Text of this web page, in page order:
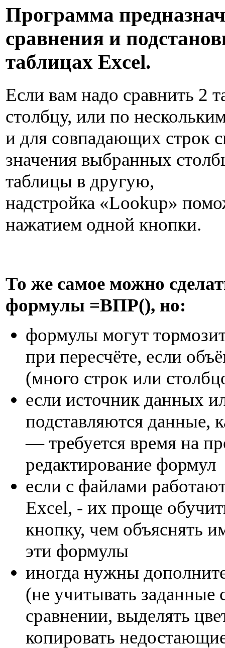
Программа
сравнения и
таблицах Excel.
Если вам надо сравнить 2
столбцу, или по
и для совпадающих строк
значения выбранных
таблицы в другую,
надстройка «Lookup»
нажатием одной кнопки.
То же самое можно
формулы =ВПР(), но:
формулы могут
при пересчёте, если
(много строк или
если источник данных
подставляются данные,
— требуется время на
редактирование формул
если с файлами
Excel, - их проще
кнопку, чем объяснять
эти формулы
иногда нужны
(не учитывать
сравнении, выделять
копировать